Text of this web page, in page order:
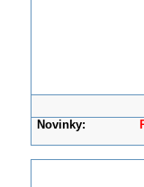
Novinky: